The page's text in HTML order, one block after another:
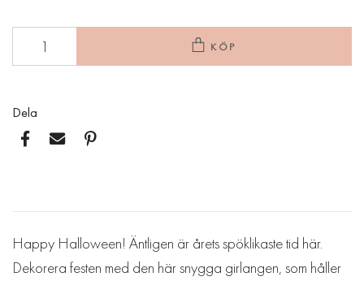
KÖP
Dela
Happy Halloween! Äntligen är årets spöklikaste tid här.
Dekorera festen med den här snygga girlangen, som håller